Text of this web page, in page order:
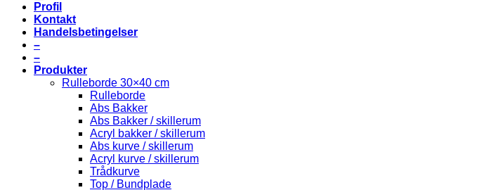
Profil
Kontakt
Handelsbetingelser
–
–
Produkter
Rulleborde 30×40 cm
Rulleborde
Abs Bakker
Abs Bakker / skillerum
Acryl bakker / skillerum
Abs kurve / skillerum
Acryl kurve / skillerum
Trådkurve
Top / Bundplade